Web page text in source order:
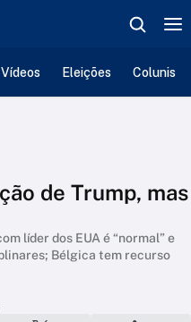
Vídeos Eleições
de Trump, mas
líder dos EUA é “normal” e
Bélgica tem recurso